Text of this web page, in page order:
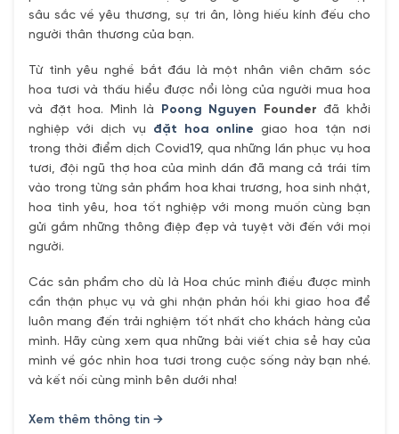
sâu sắc về yêu thương, sự tri ân, lòng hiếu kính đếu cho
người thân thương của bạn.
Từ tình yêu nghề bắt đầu là một nhân viên chăm sóc
hoa tươi và thấu hiểu được nổi lòng của người mua hoa
và đặt hoa. Mình là Poong Nguyen Founder đã khởi
nghiệp với dịch vụ đặt hoa online giao hoa tận nơi
trong thời điểm dịch Covid19, qua những lần phục vụ hoa
tươi, đội ngũ thợ hoa của mình dần đã mang cả trái tím
vào trong từng sản phẩm hoa khai trương, hoa sinh nhật,
hoa tình yêu, hoa tốt nghiệp với mong muốn cùng bạn
gửi gắm những thông điệp đẹp và tuyệt vời đến với mọi
người.
Các sản phẩm cho dù là Hoa chúc mình điều được mình
cẩn thận phục vụ và ghi nhận phản hồi khi giao hoa để
luôn mang đến trải nghiệm tốt nhất cho khách hàng của
mình. Hãy cùng xem qua những bài viết chia sẻ hay của
mình về góc nhìn hoa tươi trong cuộc sống này bạn nhé.
và kết nối cùng mình bên dưới nha!
Xem thêm thông tin →